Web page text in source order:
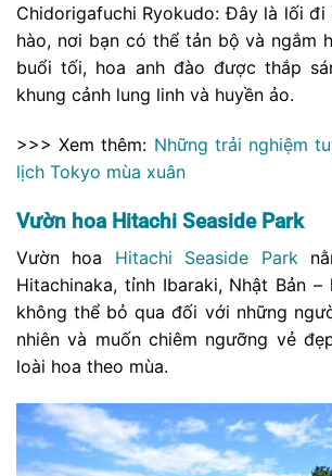
Chidorigafuchi Ryokudo: Đây là lối
hào, nơi bạn có thể tản bộ và ngắm
buổi tối, hoa anh đào được thắp
khung cảnh lung linh và huyền ảo.
>>> Xem thêm: Những trải nghiệm
lịch Tokyo mùa xuân
Vườn hoa Hitachi Seaside Park
Vườn hoa Hitachi Seaside Park
Hitachinaka, tỉnh Ibaraki, Nhật Bản
không thể bỏ qua đối với những
nhiên và muốn chiêm ngưỡng vẻ
loài hoa theo mùa.